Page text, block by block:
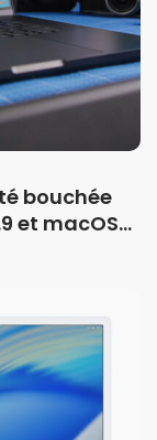
bouchée
et macOS